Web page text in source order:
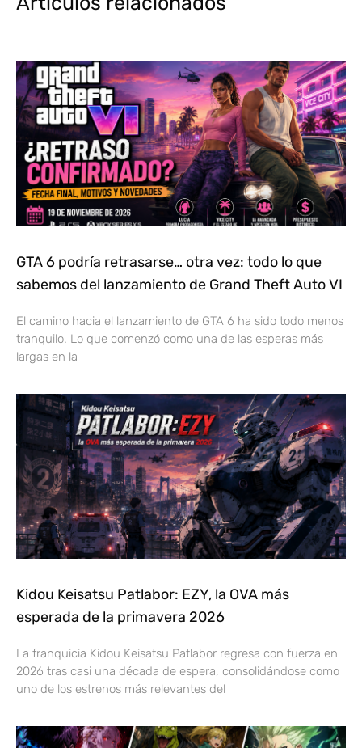
GTA 6 podría retrasarse… otra vez: todo lo que
sabemos del lanzamiento de Grand Theft Auto VI
El camino hacia el lanzamiento de GTA 6 ha sido todo menos
tranquilo. Lo que comenzó como una de las esperas más
largas en la
Kidou Keisatsu Patlabor: EZY, la OVA más
esperada de la primavera 2026
La franquicia Kidou Keisatsu Patlabor regresa con fuerza en
2026 tras casi una década de espera, consolidándose como
uno de los estrenos más relevantes del